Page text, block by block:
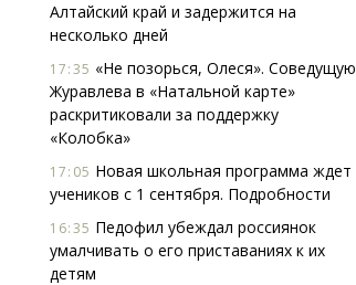
Алтайский край и задержится на
несколько дней
17:35 «Не позорься, Олеся». Соведущую
Журавлева в «Натальной карте»
раскритиковали за поддержку
«Колобка»
17:05 Новая школьная программа ждет
учеников с 1 сентября. Подробности
16:35 Педофил убеждал россиянок
умалчивать о его приставаниях к их
детям